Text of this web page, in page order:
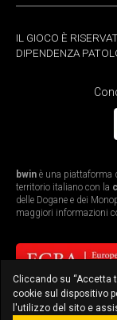
IL GIOCO È
DIPENDENZA
bwin è una piattaforma
territorio italiano con la
delle Dogane e dei
maggiori informazioni
Cliccando su “Accetta
cookie sul dispositivo
l'utilizzo del sito e